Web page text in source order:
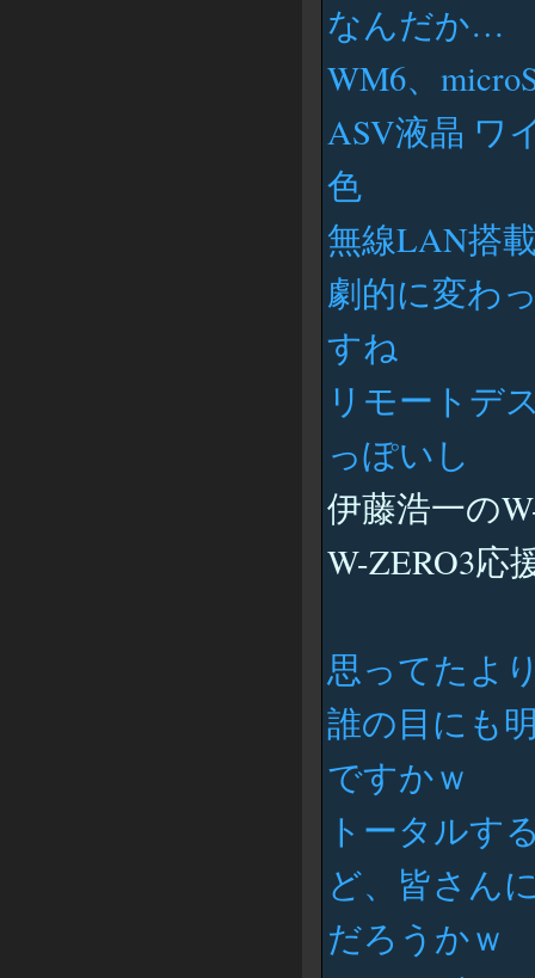
なんだか…
WM6、
ASV液晶 ワ
色
無線LAN搭
劇的に変わ
すね
リモートデ
っぽいし
伊藤浩一の
W-ZERO3応
思ってたよ
誰の目にも
ですかｗ
トータルす
ど、皆さん
だろうかｗ